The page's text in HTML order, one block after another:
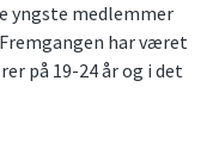
yngste medlemmer
har været
på 19-24 år og i det